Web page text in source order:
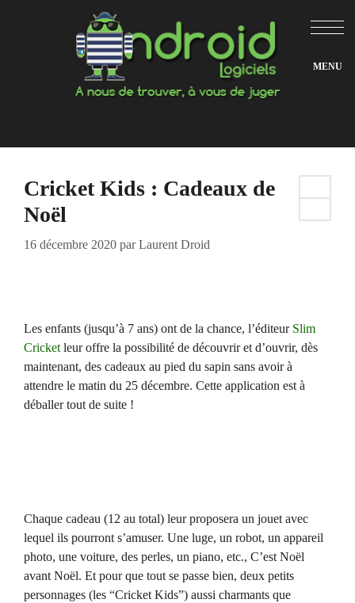
Cricket Kids : Cadeaux de
Noël
16 décembre 2020 parLaurent Droid
Les enfants (jusqu’à 7 ans) ont de la chance, l’éditeur Slim
Cricket leur offre la possibilité de découvrir et d’ouvrir, dès
maintenant, des cadeaux au pied du sapin sans avoir à
attendre le matin du 25 décembre. Cette application est à
déballer tout de suite !
Chaque cadeau (12 au total) leur proposera un jouet avec
lequel ils pourront s’amuser. Une luge, un robot, un appareil
photo, une voiture, des perles, un piano, etc., C’est Noël
avant Noël. Et pour que tout se passe bien, deux petits
personnages (les “Cricket Kids”) aussi charmants que